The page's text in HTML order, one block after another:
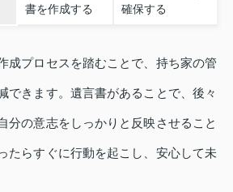
書を作成する
確保する
成プロセスを踏むことで、持ち家の管
できます。遺言書があることで、後々
分の意志をしっかりと反映させること
たらすぐに行動を起こし、安心して未